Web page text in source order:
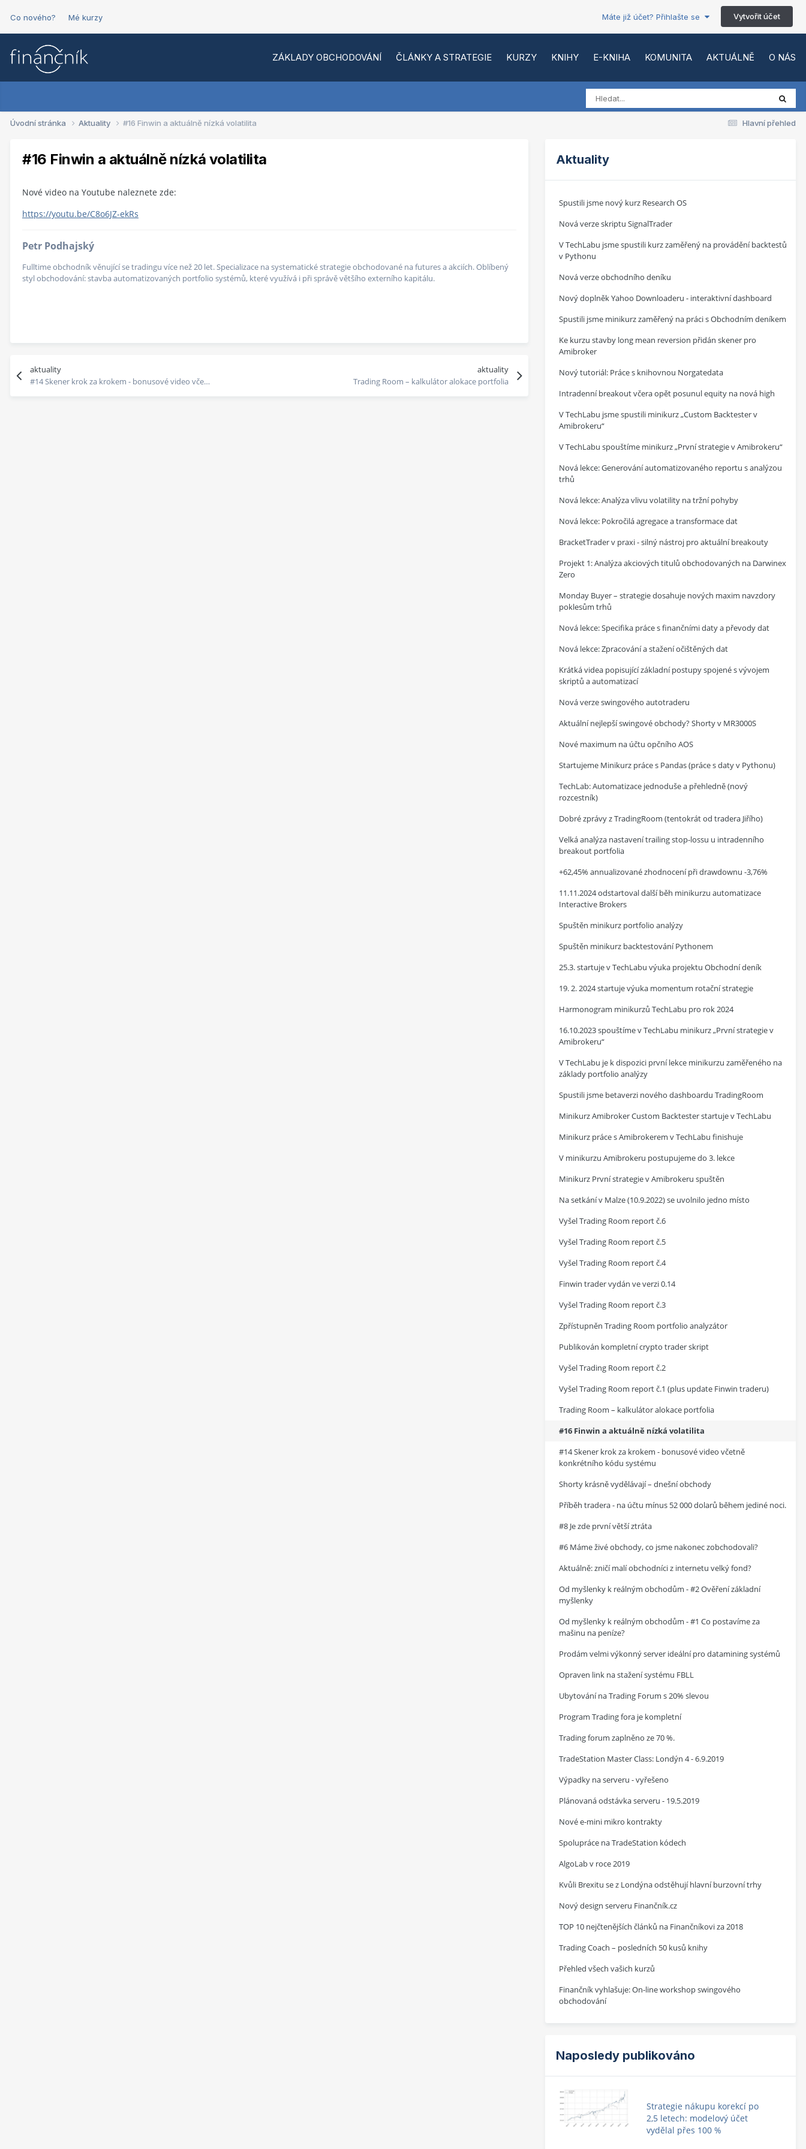
Co nového? Mé kurzy Máte již účet? Přihlašte se Vytvořit účet
ZÁKLADY OBCHODOVÁNÍ ČLÁNKY A STRATEGIE KURZY KNIHY E-KNIHA KOMUNITA AKTUÁLNĚ O NÁS
Hlavní přehled
Úvodní stránka Aktuality #16 Finwin a aktuálně nízká volatilita
#16 Finwin a aktuálně nízká volatilita
Nové video na Youtube naleznete zde:
https://youtu.be/C8o6JZ-ekRs
Petr Podhajský
Fulltime obchodník věnující se tradingu více než 20 let. Specializace na systematické strategie obchodované na futures a akciích. Oblíbený
styl obchodování: stavba automatizovaných portfolio systémů, které využívá i při správě většího externího kapitálu.
aktuality
#14 Skener krok za krokem - bonusové video včetně konkrétního kódu systému
aktuality
Trading Room – kalkulátor alokace portfolia
Aktuality
Spustili jsme nový kurz Research OS
Nová verze skriptu SignalTrader
V TechLabu jsme spustili kurz zaměřený na provádění backtestů
v Pythonu
Nová verze obchodního deníku
Nový doplněk Yahoo Downloaderu - interaktivní dashboard
Spustili jsme minikurz zaměřený na práci s Obchodním deníkem
Ke kurzu stavby long mean reversion přidán skener pro
Amibroker
Nový tutoriál: Práce s knihovnou Norgatedata
Intradenní breakout včera opět posunul equity na nová high
V TechLabu jsme spustili minikurz „Custom Backtester v
Amibrokeru“
V TechLabu spouštíme minikurz „První strategie v Amibrokeru“
Nová lekce: Generování automatizovaného reportu s analýzou
trhů
Nová lekce: Analýza vlivu volatility na tržní pohyby
Nová lekce: Pokročilá agregace a transformace dat
BracketTrader v praxi - silný nástroj pro aktuální breakouty
Projekt 1: Analýza akciových titulů obchodovaných na Darwinex
Zero
Monday Buyer – strategie dosahuje nových maxim navzdory
poklesům trhů
Nová lekce: Specifika práce s finančními daty a převody dat
Nová lekce: Zpracování a stažení očištěných dat
Krátká videa popisující základní postupy spojené s vývojem
skriptů a automatizací
Nová verze swingového autotraderu
Aktuální nejlepší swingové obchody? Shorty v MR3000S
Nové maximum na účtu opčního AOS
Startujeme Minikurz práce s Pandas (práce s daty v Pythonu)
TechLab: Automatizace jednoduše a přehledně (nový
rozcestník)
Dobré zprávy z TradingRoom (tentokrát od tradera Jiřího)
Velká analýza nastavení trailing stop-lossu u intradenního
breakout portfolia
+62,45% annualizované zhodnocení při drawdownu -3,76%
11.11.2024 odstartoval další běh minikurzu automatizace
Interactive Brokers
Spuštěn minikurz portfolio analýzy
Spuštěn minikurz backtestování Pythonem
25.3. startuje v TechLabu výuka projektu Obchodní deník
19. 2. 2024 startuje výuka momentum rotační strategie
Harmonogram minikurzů TechLabu pro rok 2024
16.10.2023 spouštíme v TechLabu minikurz „První strategie v
Amibrokeru“
V TechLabu je k dispozici první lekce minikurzu zaměřeného na
základy portfolio analýzy
Spustili jsme betaverzi nového dashboardu TradingRoom
Minikurz Amibroker Custom Backtester startuje v TechLabu
Minikurz práce s Amibrokerem v TechLabu finishuje
V minikurzu Amibrokeru postupujeme do 3. lekce
Minikurz První strategie v Amibrokeru spuštěn
Na setkání v Malze (10.9.2022) se uvolnilo jedno místo
Vyšel Trading Room report č.6
Vyšel Trading Room report č.5
Vyšel Trading Room report č.4
Finwin trader vydán ve verzi 0.14
Vyšel Trading Room report č.3
Zpřístupněn Trading Room portfolio analyzátor
Publikován kompletní crypto trader skript
Vyšel Trading Room report č.2
Vyšel Trading Room report č.1 (plus update Finwin traderu)
Trading Room – kalkulátor alokace portfolia
#16 Finwin a aktuálně nízká volatilita
#14 Skener krok za krokem - bonusové video včetně
konkrétního kódu systému
Shorty krásně vydělávají – dnešní obchody
Příběh tradera - na účtu mínus 52 000 dolarů během jediné noci.
#8 Je zde první větší ztráta
#6 Máme živé obchody, co jsme nakonec zobchodovali?
Aktuálně: zničí malí obchodníci z internetu velký fond?
Od myšlenky k reálným obchodům - #2 Ověření základní
myšlenky
Od myšlenky k reálným obchodům - #1 Co postavíme za
mašinu na peníze?
Prodám velmi výkonný server ideální pro datamining systémů
Opraven link na stažení systému FBLL
Ubytování na Trading Forum s 20% slevou
Program Trading fora je kompletní
Trading forum zaplněno ze 70 %.
TradeStation Master Class: Londýn 4 - 6.9.2019
Výpadky na serveru - vyřešeno
Plánovaná odstávka serveru - 19.5.2019
Nové e-mini mikro kontrakty
Spolupráce na TradeStation kódech
AlgoLab v roce 2019
Kvůli Brexitu se z Londýna odstěhují hlavní burzovní trhy
Nový design serveru Finančník.cz
TOP 10 nejčtenějších článků na Finančníkovi za 2018
Trading Coach – posledních 50 kusů knihy
Přehled všech vašich kurzů
Finančník vyhlašuje: On-line workshop swingového
obchodování
Naposledy publikováno
Strategie nákupu korekcí po
2,5 letech: modelový účet
vydělal přes 100 %